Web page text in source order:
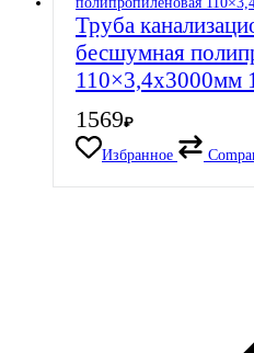
Труба
бесшумная
110×3,4х3000мм
1569₽
Избранное